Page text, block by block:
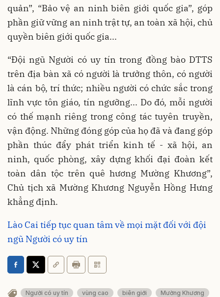
quản”, “Bảo vệ an ninh biên giới quốc gia”, góp
phần giữ vững an ninh trật tự, an toàn xã hội, chủ
quyền biên giới quốc gia...
“Đội ngũ Người có uy tín trong đồng bào DTTS
trên địa bàn xã có người là trưởng thôn, có người
là cán bộ, trí thức; nhiều người có chức sắc trong
lĩnh vực tôn giáo, tín ngưỡng... Do đó, mỗi người
có thế mạnh riêng trong công tác tuyên truyền,
vận động. Những đóng góp của họ đã và đang góp
phần thúc đẩy phát triển kinh tế - xã hội, an
ninh, quốc phòng, xây dựng khối đại đoàn kết
toàn dân tộc trên quê hương Mường Khương”,
Chủ tịch xã Mường Khương Nguyễn Hồng Hưng
khẳng định.
Lào Cai tiếp tục quan tâm về mọi mặt đối với đội
ngũ Người có uy tín
Người có uy tín vùng cao biên giới
Mường Khương